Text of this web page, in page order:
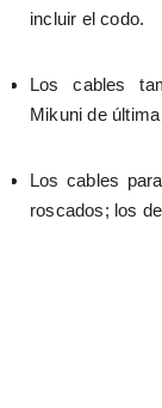
incluir el codo.
Los cables
Mikuni de
Los cables
roscados; los